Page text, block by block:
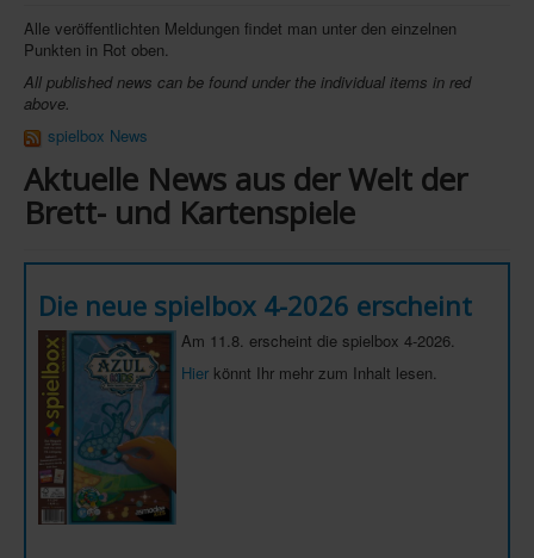
Start
Magazine
Abos/Subscriptions
Podcast
SpieleMag
Infos
Shop
Download spielbox Special 2025
Newsletter
Spieledatenbank
Premium login
Neuheiten-New Games
Köpfe-Heads
Alle veröffentlichten Meldungen findet man unter den einzelnen
Punkten in Rot oben.
All published news can be found under the individual items in red
above.
spielbox News
Aktuelle News aus der Welt der
Brett- und Kartenspiele
Die neue spielbox 4-2026 erscheint
Am 11.8. erscheint die spielbox 4-2026.
Hier könnt Ihr mehr zum Inhalt lesen.